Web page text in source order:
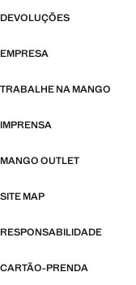
DEVOLUÇÕES
EMPRESA
TRABALHE NA MANGO
IMPRENSA
MANGO OUTLET
SITE MAP
RESPONSABILIDADE
CARTÃO-PRENDA